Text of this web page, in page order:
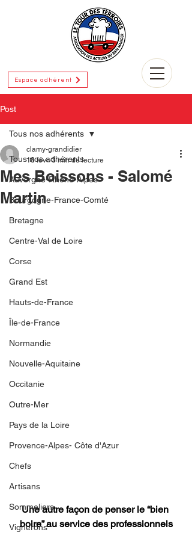
Espace adhérent
Post
Tous nos adhérents
Auvergne-Rhône-Alpes
Bourgogne-France-Comté
Bretagne
Centre-Val de Loire
Corse
Grand Est
Hauts-de-France
Île-de-France
Normandie
Nouvelle-Aquitaine
Occitanie
Outre-Mer
Pays de la Loire
Provence-Alpes- Côte d'Azur
Chefs
Artisans
Sommeliers
Vignerons
Tous nos adhérents
Mes Boissons - Salomé
Martin
clamy-grandidier
18 févr. 3 min de lecture
Une autre façon de penser le “bien
boire” au service des professionnels